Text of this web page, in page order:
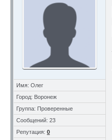
Имя: Олег
Город: Воронеж
Группа: Проверенные
Сообщений: 23
Репутация: 0